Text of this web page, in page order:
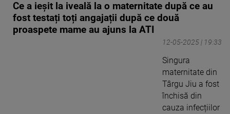
Ce a ieșit la iveală la o maternitate după ce au
fost testați toți angajații după ce două
proaspete mame au ajuns la ATI
12-05-2025 | 19:33
Singura
maternitate din
Târgu Jiu a fost
închisă din
cauza infecțiilor